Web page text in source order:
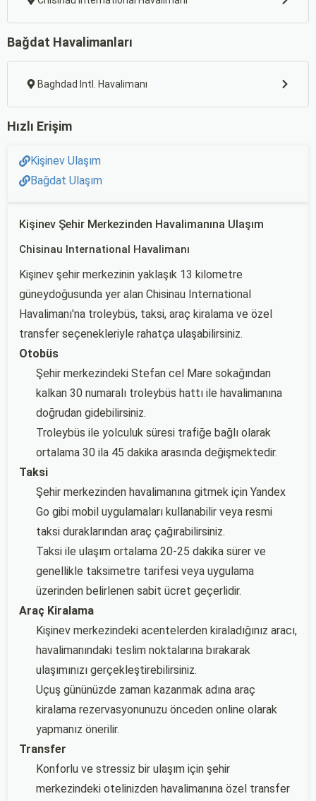
Bağdat Havalimanları
Baghdad Intl. Havalimanı
Hızlı Erişim
Kişinev Ulaşım
Bağdat Ulaşım
Kişinev Şehir Merkezinden Havalimanına Ulaşım
Chisinau International Havalimanı
Kişinev şehir merkezinin yaklaşık 13 kilometre
güneydoğusunda yer alan Chisinau International
Havalimanı'na troleybüs, taksi, araç kiralama ve özel
transfer seçenekleriyle rahatça ulaşabilirsiniz.
Otobüs
Şehir merkezindeki Stefan cel Mare sokağından
kalkan 30 numaralı troleybüs hattı ile havalimanına
doğrudan gidebilirsiniz.
Troleybüs ile yolculuk süresi trafiğe bağlı olarak
ortalama 30 ila 45 dakika arasında değişmektedir.
Taksi
Şehir merkezinden havalimanına gitmek için Yandex
Go gibi mobil uygulamaları kullanabilir veya resmi
taksi duraklarından araç çağırabilirsiniz.
Taksi ile ulaşım ortalama 20-25 dakika sürer ve
genellikle taksimetre tarifesi veya uygulama
üzerinden belirlenen sabit ücret geçerlidir.
Araç Kiralama
Kişinev merkezindeki acentelerden kiraladığınız aracı,
havalimanındaki teslim noktalarına bırakarak
ulaşımınızı gerçekleştirebilirsiniz.
Uçuş gününüzde zaman kazanmak adına araç
kiralama rezervasyonunuzu önceden online olarak
yapmanız önerilir.
Transfer
Konforlu ve stressiz bir ulaşım için şehir
merkezindeki otelinizden havalimanına özel transfer